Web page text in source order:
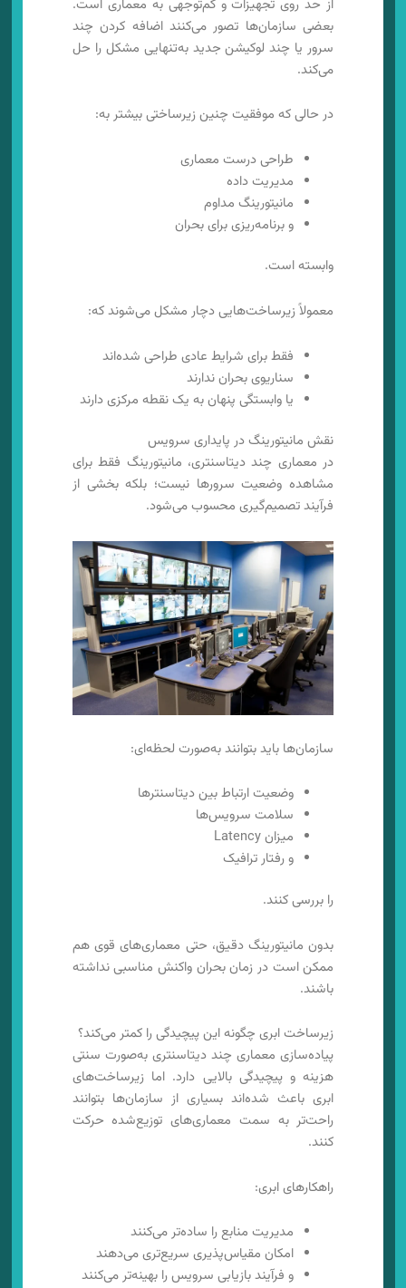
از حد روی تجهیزات و کم‌توجهی به معماری است.
بعضی سازمان‌ها تصور می‌کنند اضافه کردن چند
سرور یا چند لوکیشن جدید به‌تنهایی مشکل را حل
می‌کند.
در حالی که موفقیت چنین زیرساختی بیشتر به:
طراحی درست معماری
مدیریت داده
مانیتورینگ مداوم
و برنامه‌ریزی برای بحران
وابسته است.
معمولاً زیرساخت‌هایی دچار مشکل می‌شوند که:
فقط برای شرایط عادی طراحی شده‌اند
سناریوی بحران ندارند
یا وابستگی پنهان به یک نقطه مرکزی دارند
نقش مانیتورینگ در پایداری سرویس
در معماری چند دیتاسنتری، مانیتورینگ فقط برای
مشاهده وضعیت سرورها نیست؛ بلکه بخشی از
فرآیند تصمیم‌گیری محسوب می‌شود.
سازمان‌ها باید بتوانند به‌صورت لحظه‌ای:
وضعیت ارتباط بین دیتاسنترها
سلامت سرویس‌ها
میزان Latency
و رفتار ترافیک
را بررسی کنند.
بدون مانیتورینگ دقیق، حتی معماری‌های قوی هم
ممکن است در زمان بحران واکنش مناسبی نداشته
باشند.
زیرساخت ابری چگونه این پیچیدگی را کمتر می‌کند؟
پیاده‌سازی معماری چند دیتاسنتری به‌صورت سنتی
هزینه و پیچیدگی بالایی دارد. اما زیرساخت‌های
ابری باعث شده‌اند بسیاری از سازمان‌ها بتوانند
راحت‌تر به سمت معماری‌های توزیع‌شده حرکت
کنند.
راهکارهای ابری:
مدیریت منابع را ساده‌تر می‌کنند
امکان مقیاس‌پذیری سریع‌تری می‌دهند
و فرآیند بازیابی سرویس را بهینه‌تر می‌کنند